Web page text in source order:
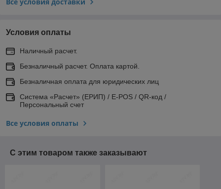
Условия оплаты
Наличный расчет.
Безналичный расчет. Оплата картой.
Безналичная оплата для юридических лиц
Система «Расчет» (ЕРИП) / E-POS / QR-код /
Персональный счет
Все условия оплаты
С этим товаром также заказывают